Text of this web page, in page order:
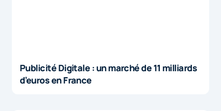
Publicité Digitale : un marché de 11 milliards
d’euros en France